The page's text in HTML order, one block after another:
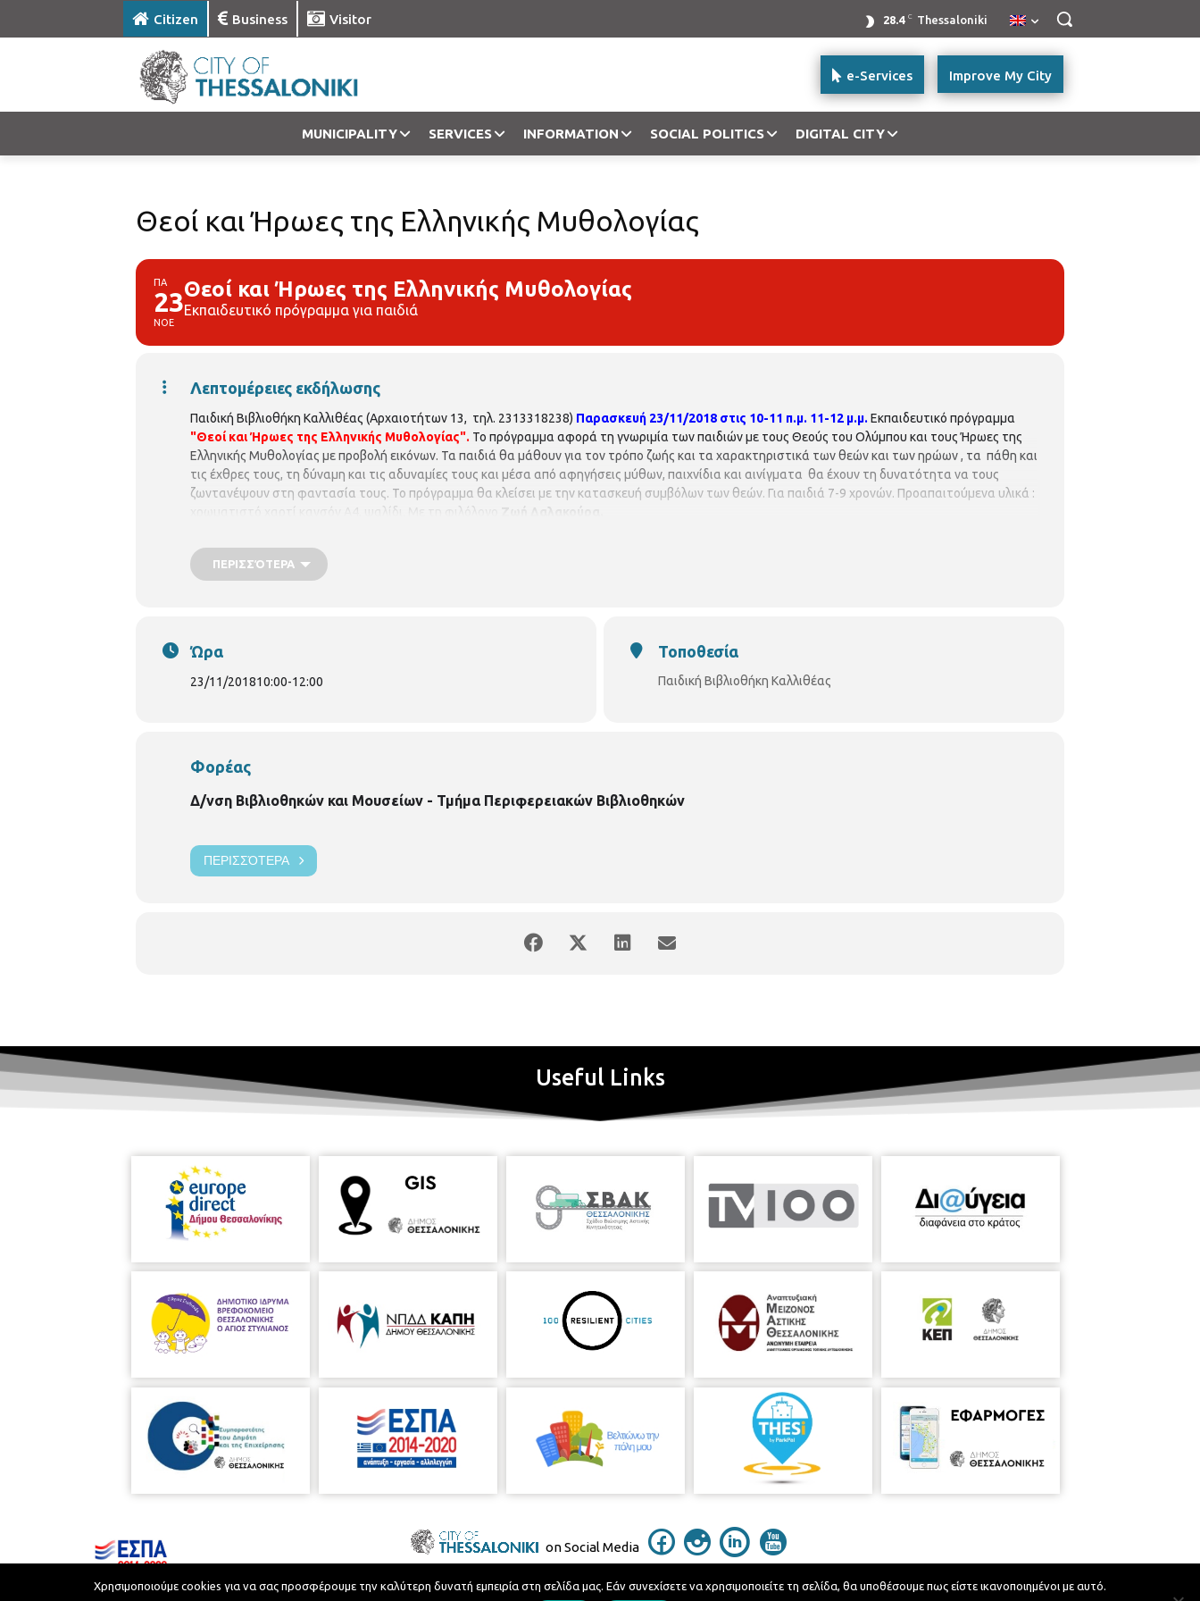
Citizen Business Visitor 28.4 C Thessaloniki
Improve My City
e-Services
MUNICIPALITY SERVICES INFORMATION SOCIAL POLITICS DIGITAL CITY
Θεοί και Ήρωες της Ελληνικής Μυθολογίας
ΠΑ
23
ΝΟΕ
Θεοί και Ήρωες της Ελληνικής Μυθολογίας
Εκπαιδευτικό πρόγραμμα για παιδιά
Λεπτομέρειες εκδήλωσης
Παιδική Βιβλιοθήκη Καλλιθέας (Αρχαιοτήτων 13, τηλ. 2313318238) Παρασκευή 23/11/2018 στις 10-11 π.μ. 11-12 μ.μ. Εκπαιδευτικό πρόγραμμα
"Θεοί και Ήρωες της Ελληνικής Μυθολογίας". Το πρόγραμμα αφορά τη γνωριμία των παιδιών με τους Θεούς του Ολύμπου και τους Ήρωες της
Ελληνικής Μυθολογίας με προβολή εικόνων. Τα παιδιά θα μάθουν για τον τρόπο ζωής και τα χαρακτηριστικά των θεών και των ηρώων , τα πάθη και
τις έχθρες τους, τη δύναμη και τις αδυναμίες τους και μέσα από αφηγήσεις μύθων, παιχνίδια και αινίγματα θα έχουν τη δυνατότητα να τους
ζωντανέψουν στη φαντασία τους. Το πρόγραμμα θα κλείσει με την κατασκευή συμβόλων των θεών. Για παιδιά 7-9 χρονών. Προαπαιτούμενα υλικά :
χρωματιστό χαρτί κανσόν Α4, ψαλίδι. Με τη φιλόλογο Ζωή Δαλακούρα.
ΠΕΡΙΣΣΌΤΕΡΑ
Ώρα
23/11/201810:00-12:00
Τοποθεσία
Παιδική Βιβλιοθήκη Καλλιθέας
Φορέας
Δ/νση Βιβλιοθηκών και Μουσείων - Τμήμα Περιφερειακών Βιβλιοθηκών
ΠΕΡΙΣΣΌΤΕΡΑ
Useful Links
on Social Media
Municipality of Thessaloniki © 2026
Telephone Catalog Developed byMyCompany Projects
Χρησιμοποιούμε cookies για να σας προσφέρουμε την καλύτερη δυνατή εμπειρία στη σελίδα μας. Εάν συνεχίσετε να χρησιμοποιείτε τη σελίδα, θα υποθέσουμε πως είστε ικανοποιημένοι με αυτό.